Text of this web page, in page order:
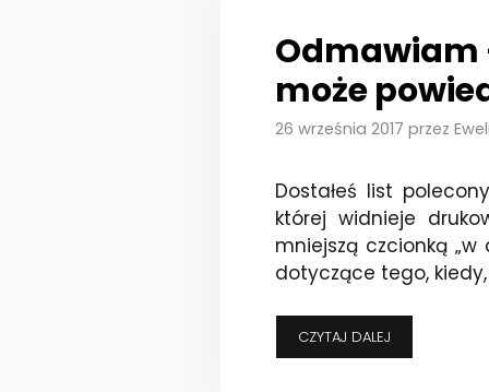
Odmawiam
może
26 września 2017 przez
Dostałeś list
której widnieje
mniejszą czcionką
dotyczące tego,
CZYTAJ DALEJ
–